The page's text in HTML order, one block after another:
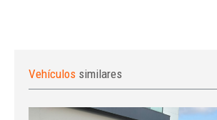
Vehículos similares